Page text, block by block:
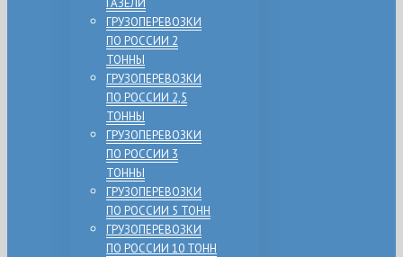
ГАЗЕЛИ
ГРУЗОПЕРЕВОЗКИ
ПО РОССИИ 2
ТОННЫ
ГРУЗОПЕРЕВОЗКИ
ПО РОССИИ 2,5
ТОННЫ
ГРУЗОПЕРЕВОЗКИ
ПО РОССИИ 3
ТОННЫ
ГРУЗОПЕРЕВОЗКИ
ПО РОССИИ 5 ТОНН
ГРУЗОПЕРЕВОЗКИ
ПО РОССИИ 10 ТОНН